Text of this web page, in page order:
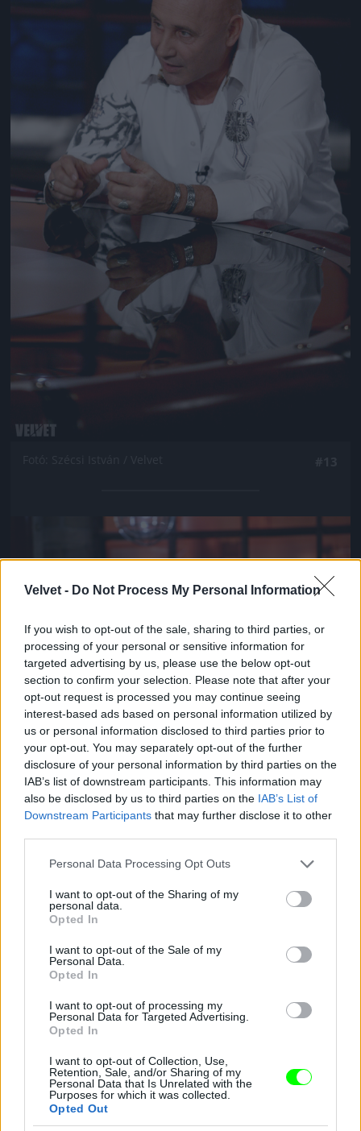
Velvet - Do Not Process My Personal Information
If you wish to opt-out of the sale, sharing to third parties, or
processing of your personal or sensitive information for
targeted advertising by us, please use the below opt-out
section to confirm your selection. Please note that after your
opt-out request is processed you may continue seeing
interest-based ads based on personal information utilized by
us or personal information disclosed to third parties prior to
your opt-out. You may separately opt-out of the further
disclosure of your personal information by third parties on the
IAB’s list of downstream participants. This information may
also be disclosed by us to third parties on the IAB’s List of
Downstream Participants that may further disclose it to other
Please note that this website/app uses one or more Google
not limited to your visit or usage behaviour. You may click to
grant or deny consent to Google and its third-party tags to
use your data for below specified purposes in below Google
consent section.
Personal Data Processing Opt Outs
I want to opt-out of the Sharing of my
personal data.
Opted In
I want to opt-out of the Sale of my
Personal Data.
Opted In
I want to opt-out of processing my
Personal Data for Targeted Advertising.
Opted In
I want to opt-out of Collection, Use,
Retention, Sale, and/or Sharing of my
Personal Data that Is Unrelated with the
Purposes for which it was collected.
Opted Out
Jön még kép!
Fotó: Szécsi István / Velvet #14
Jön még kép!